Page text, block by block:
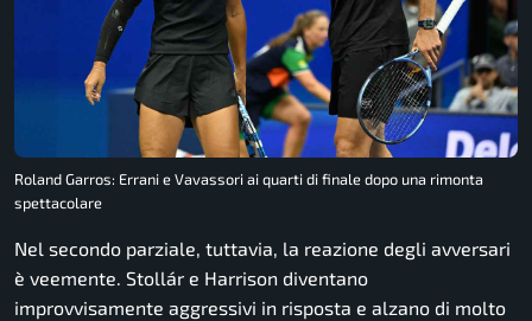
Roland Garros: Errani e Vavassori ai quarti di finale dopo una rimonta
spettacolare
Nel secondo parziale, tuttavia, la reazione degli avversari
è veemente. Stollár e Harrison diventano
improvvisamente aggressivi in risposta e alzano di molto